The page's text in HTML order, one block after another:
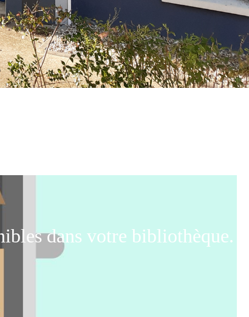
dans votre bibliothèque.